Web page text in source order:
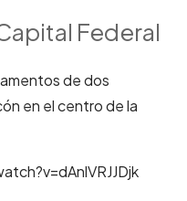
Federal
de dos
en el centro de la